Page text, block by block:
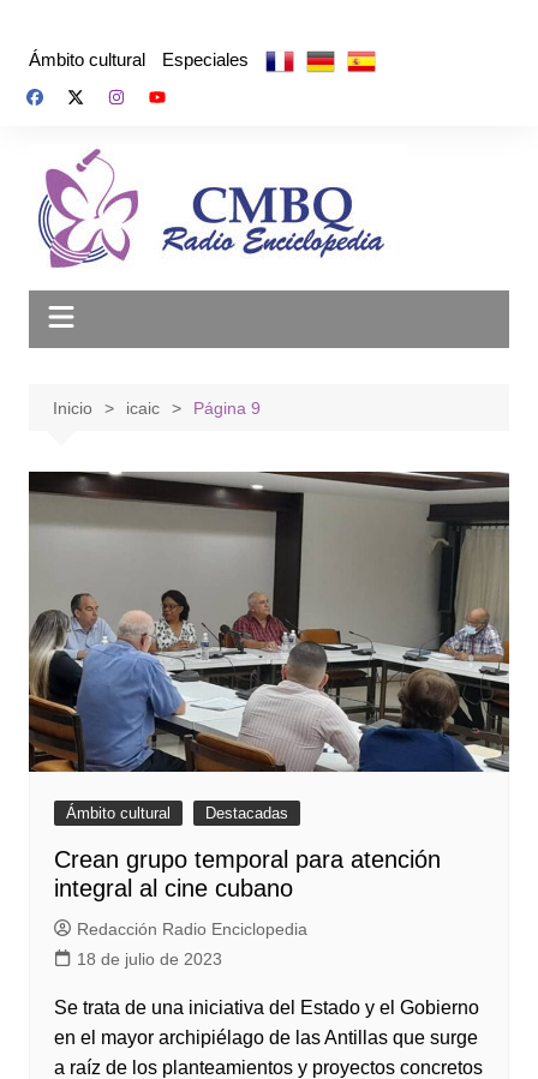
Ámbito cultural Especiales
Inicio icaic Página 9
Ámbito cultural Destacadas
Crean grupo temporal para atención
integral al cine cubano
Redacción Radio Enciclopedia
18 de julio de 2023
Se trata de una iniciativa del Estado y el Gobierno
en el mayor archipiélago de las Antillas que surge
a raíz de los planteamientos y proyectos concretos